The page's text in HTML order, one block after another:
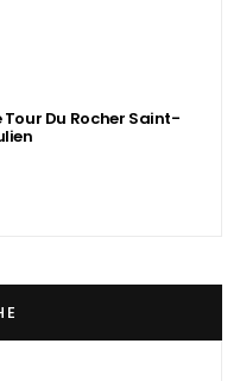
Tour Du Rocher Saint-